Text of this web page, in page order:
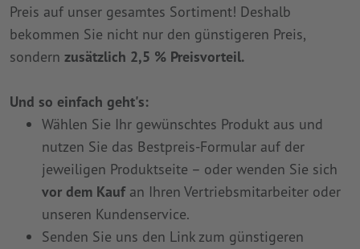
Preis auf unser gesamtes Sortiment! Deshalb
bekommen Sie nicht nur den günstigeren Preis,
sondern zusätzlich 2,5 % Preisvorteil.
Und so einfach geht's:
Wählen Sie Ihr gewünschtes Produkt aus und
nutzen Sie das Bestpreis-Formular auf der
jeweiligen Produktseite – oder wenden Sie sich
vor dem Kaufan Ihren Vertriebsmitarbeiter oder
unseren Kundenservice.
Senden Sie uns den Link zum günstigeren